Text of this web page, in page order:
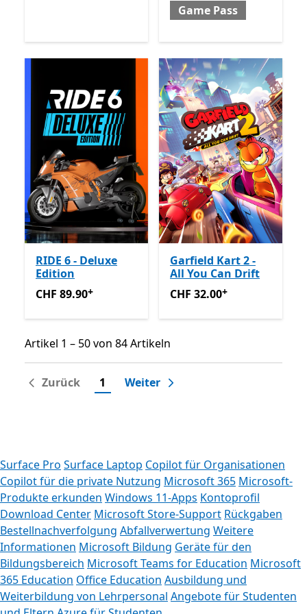
Game Pass
RIDE 6 - Deluxe
Edition
CHF 89.90Enthält In-App-Käufe
CHF 89.90+
Garfield Kart 2 -
All You Can Drift
CHF 32.00Enthält In-App-
CHF 32.00+
Artikel 1 – 50 von 84 Artikeln
Artikel 1 – 50 von 84 Artikeln
Zurück 1 Weiter
Surface Pro Surface Laptop Copilot für Organisationen
Copilot für die private Nutzung Microsoft 365 Microsoft-
Produkte erkunden Windows 11-Apps Kontoprofil
Download Center Microsoft Store-Support Rückgaben
Bestellnachverfolgung Abfallverwertung Weitere
Informationen Microsoft Bildung Geräte für den
Bildungsbereich Microsoft Teams for Education Microsoft
365 Education Office Education Ausbildung und
Weiterbildung von Lehrpersonal Angebote für Studenten